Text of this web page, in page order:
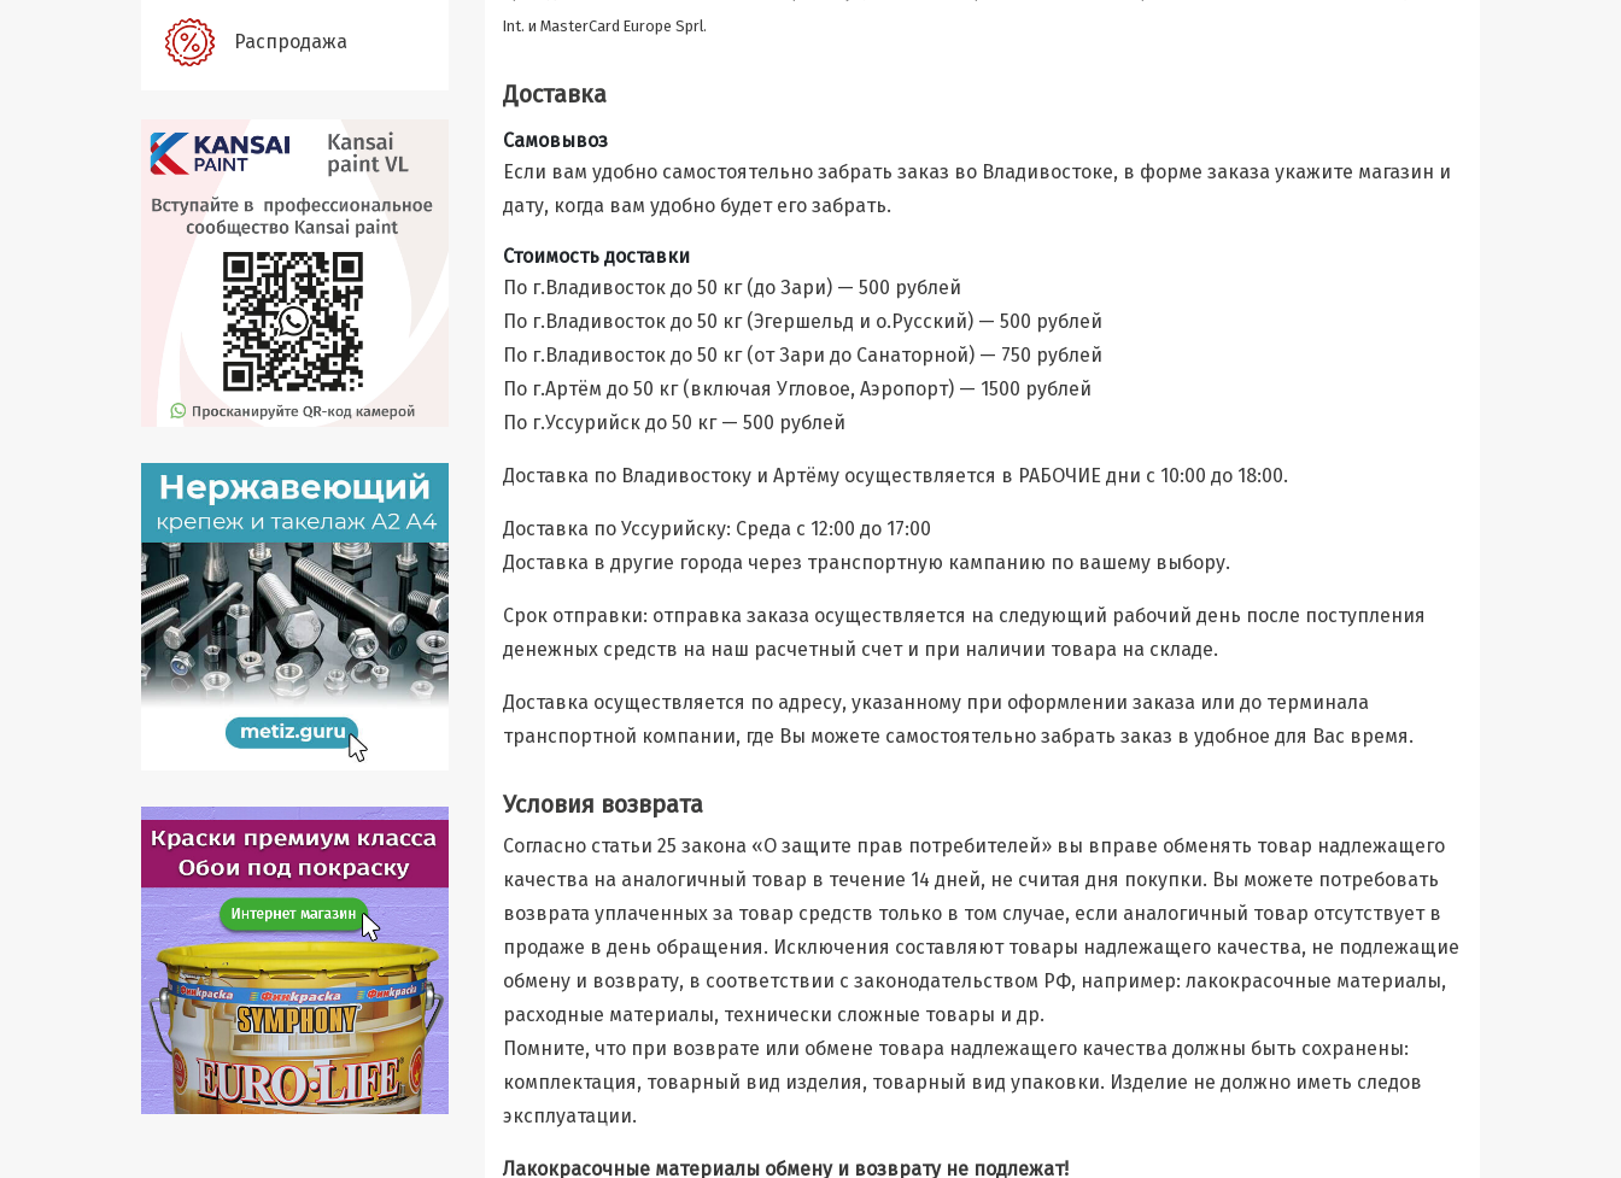
Распродажа
Int. и MasterCard Europe Sprl.
Доставка
Самовывоз
Если вам удобно самостоятельно забрать заказ во Владивостоке, в форме заказа укажите магазин и
дату, когда вам удобно будет его забрать.
Стоимость доставки
По г.Владивосток до 50 кг (до Зари) — 500 рублей
По г.Владивосток до 50 кг (Эгершельд и о.Русский) — 500 рублей
По г.Владивосток до 50 кг (от Зари до Санаторной) — 750 рублей
По г.Артём до 50 кг (включая Угловое, Аэропорт) — 1500 рублей
По г.Уссурийск до 50 кг — 500 рублей
Доставка по Владивостоку и Артёму осуществляется в РАБОЧИЕ дни с 10:00 до 18:00.
Доставка по Уссурийску: Среда с 12:00 до 17:00
Доставка в другие города через транспортную кампанию по вашему выбору.
Срок отправки: отправка заказа осуществляется на следующий рабочий день после поступления
денежных средств на наш расчетный счет и при наличии товара на складе.
Доставка осуществляется по адресу, указанному при оформлении заказа или до терминала
транспортной компании, где Вы можете самостоятельно забрать заказ в удобное для Вас время.
Условия возврата
Согласно статьи 25 закона «О защите прав потребителей» вы вправе обменять товар надлежащего
качества на аналогичный товар в течение 14 дней, не считая дня покупки. Вы можете потребовать
возврата уплаченных за товар средств только в том случае, если аналогичный товар отсутствует в
продаже в день обращения. Исключения составляют товары надлежащего качества, не подлежащие
обмену и возврату, в соответствии с законодательством РФ, например: лакокрасочные материалы,
расходные материалы, технически сложные товары и др.
Помните, что при возврате или обмене товара надлежащего качества должны быть сохранены:
комплектация, товарный вид изделия, товарный вид упаковки. Изделие не должно иметь следов
эксплуатации.
Лакокрасочные материалы обмену и возврату не подлежат!